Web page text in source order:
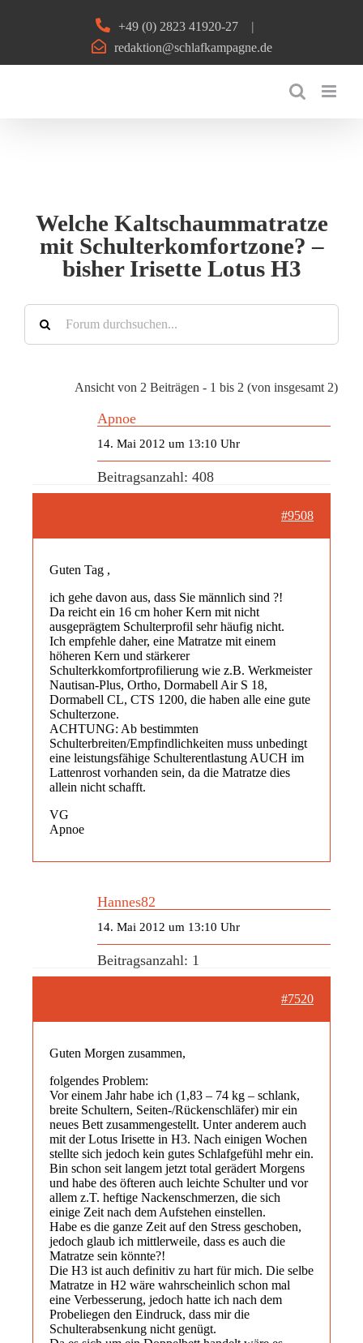
+49 (0) 2823 41920-27
|
redaktion@schlafkampagne.de
Welche Kaltschaummatratze
mit Schulterkomfortzone? –
bisher Irisette Lotus H3
Ansicht von 2 Beiträgen - 1 bis 2 (von insgesamt 2)
Apnoe
14. Mai 2012 um 13:10 Uhr
Beitragsanzahl: 408
#9508
Guten Tag ,
ich gehe davon aus, dass Sie männlich sind ?!
Da reicht ein 16 cm hoher Kern mit nicht
ausgeprägtem Schulterprofil sehr häufig nicht.
Ich empfehle daher, eine Matratze mit einem
höheren Kern und stärkerer
Schulterkkomfortprofilierung wie z.B. Werkmeister
Nautisan-Plus, Ortho, Dormabell Air S 18,
Dormabell CL, CTS 1200, die haben alle eine gute
Schulterzone.
ACHTUNG: Ab bestimmten
Schulterbreiten/Empfindlichkeiten muss unbedingt
eine leistungsfähige Schulterentlastung AUCH im
Lattenrost vorhanden sein, da die Matratze dies
allein nicht schafft.
VG
Apnoe
Hannes82
14. Mai 2012 um 13:10 Uhr
Beitragsanzahl: 1
#7520
Guten Morgen zusammen,
folgendes Problem:
Vor einem Jahr habe ich (1,83 – 74 kg – schlank,
breite Schultern, Seiten-/Rückenschläfer) mir ein
neues Bett zusammengestellt. Unter anderem auch
mit der Lotus Irisette in H3. Nach einigen Wochen
stellte sich jedoch kein gutes Schlafgefühl mehr ein.
Bin schon seit langem jetzt total gerädert Morgens
und habe des öfteren auch leichte Schulter und vor
allem z.T. heftige Nackenschmerzen, die sich
einige Zeit nach dem Aufstehen einstellen.
Habe es die ganze Zeit auf den Stress geschoben,
jedoch glaub ich mittlerweile, dass es auch die
Matratze sein könnte?!
Die H3 ist auch definitiv zu hart für mich. Die selbe
Matratze in H2 wäre wahrscheinlich schon mal
eine Verbesserung, jedoch hatte ich nach dem
Probeliegen den Eindruck, dass mir die
Schulterabsenkung nicht genügt.